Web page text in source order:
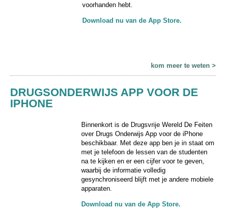
voorhanden hebt.
Download nu van de App Store.
kom meer te weten >
DRUGSONDERWIJS APP VOOR DE
IPHONE
Binnenkort is de Drugsvrije Wereld De Feiten
over Drugs Onderwijs App voor de iPhone
beschikbaar. Met deze app ben je in staat om
met je telefoon de lessen van de studenten
na te kijken en er een cijfer voor te geven,
waarbij de informatie volledig
gesynchroniseerd blijft met je andere mobiele
apparaten.
Download nu van de App Store.